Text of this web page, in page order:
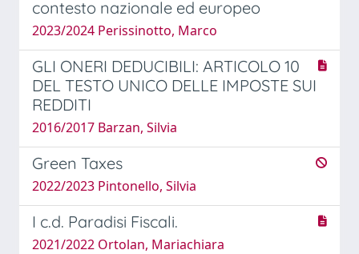
contesto nazionale ed europeo
2023/2024 Perissinotto, Marco
GLI ONERI DEDUCIBILI: ARTICOLO 10
DEL TESTO UNICO DELLE IMPOSTE SUI
REDDITI
2016/2017 Barzan, Silvia
Green Taxes
2022/2023 Pintonello, Silvia
I c.d. Paradisi Fiscali.
2021/2022 Ortolan, Mariachiara